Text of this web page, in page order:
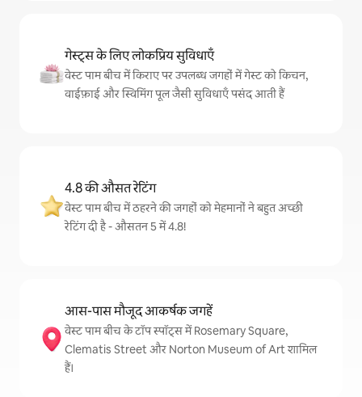
गेस्ट्स के लिए लोकप्रिय सुविधाएँ
वेस्ट पाम बीच में किराए पर उपलब्ध जगहों में गेस्ट को किचन,
वाईफ़ाई और स्विमिंग पूल जैसी सुविधाएँ पसंद आती हैं
4.8 की औसत रेटिंग
वेस्ट पाम बीच में ठहरने की जगहों को मेहमानों ने बहुत अच्छी
रेटिंग दी है - औसतन 5 में 4.8!
आस-पास मौजूद आकर्षक जगहें
वेस्ट पाम बीच के टॉप स्पॉट्स में Rosemary Square,
Clematis Street और Norton Museum of Art शामिल
हैं।